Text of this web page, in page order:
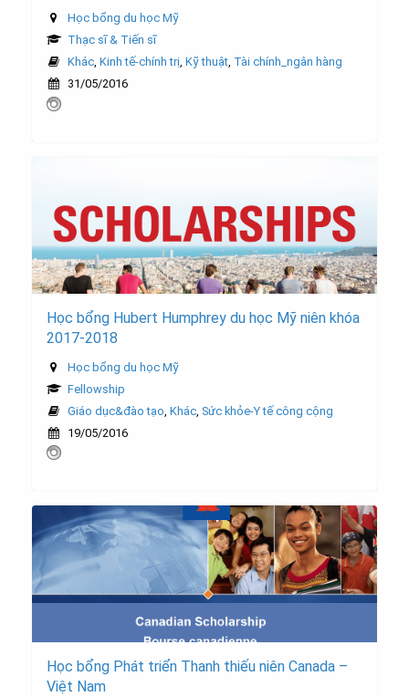
Học bổng du học Mỹ
Thạc sĩ & Tiến sĩ
Khác, Kinh tế-chính trị, Kỹ thuật, Tài chính_ngân hàng
31/05/2016
Học bổng Hubert Humphrey du học Mỹ niên khóa
2017-2018
Học bổng du học Mỹ
Fellowship
Giáo dục&đào tạo Khác Sức khỏe-Y tế công cộng
19/05/2016
Học bổng Phát triển Thanh thiếu niên Canada –
Việt Nam